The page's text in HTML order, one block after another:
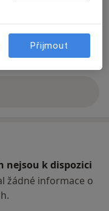
nejsou k dispozici
žádné informace o
Přijmout